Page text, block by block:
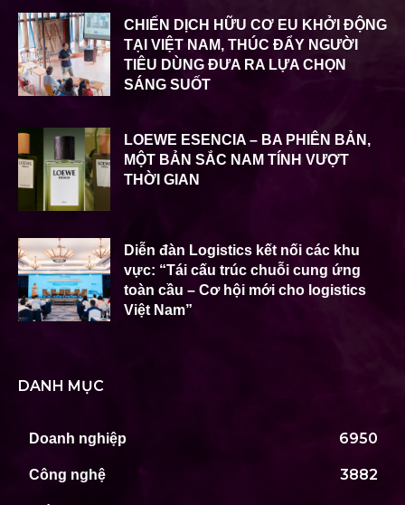
CHIẾN DỊCH HỮU CƠ EU KHỞI ĐỘNG
TẠI VIỆT NAM, THÚC ĐẨY NGƯỜI
TIÊU DÙNG ĐƯA RA LỰA CHỌN
SÁNG SUỐT
LOEWE ESENCIA – BA PHIÊN BẢN,
MỘT BẢN SẮC NAM TÍNH VƯỢT
THỜI GIAN
Diễn đàn Logistics kết nối các khu
vực: “Tái cấu trúc chuỗi cung ứng
toàn cầu – Cơ hội mới cho logistics
Việt Nam”
DANH MỤC
Doanh nghiệp 6950
Công nghệ 3882